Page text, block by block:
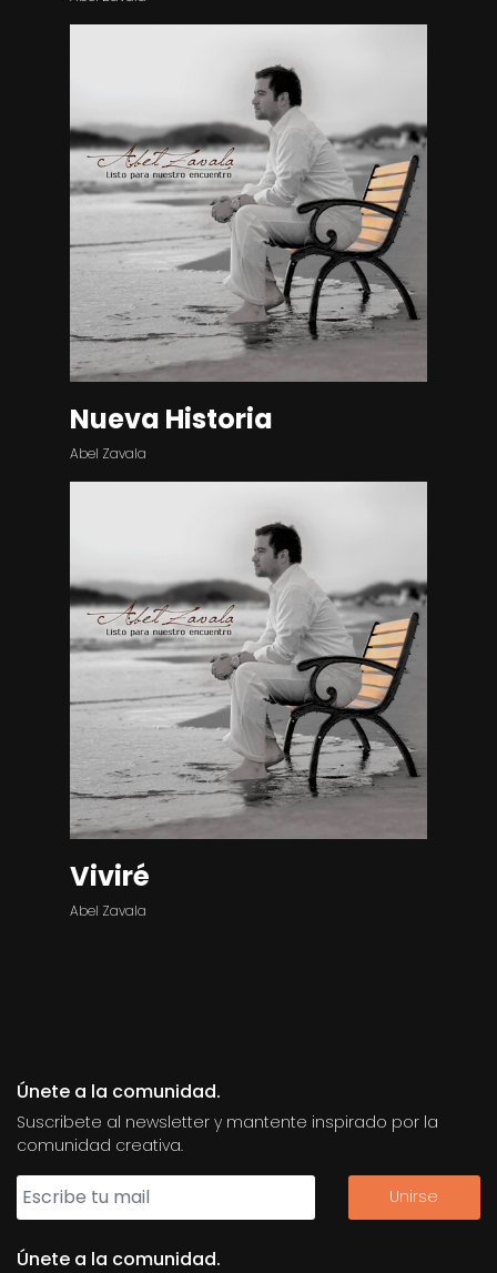
Nueva Historia
Abel Zavala
Viviré
Abel Zavala
Únete a la comunidad.
Suscribete al newsletter y mantente inspirado por la
comunidad creativa.
Únete a la comunidad.